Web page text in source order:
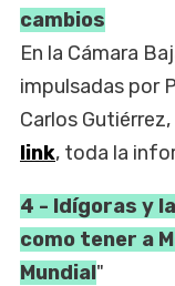
cambios
En la Cámara
impulsadas por
Carlos
link, toda la
4 - Idígoras y
como tener a
Mundial"